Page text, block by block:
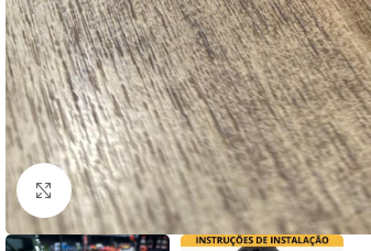
Clique para ampliar